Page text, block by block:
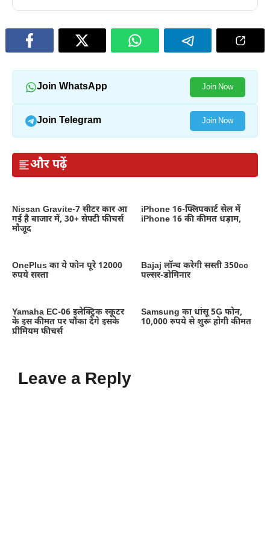
Join WhatsApp Join Now
Join Telegram Join Now
और पढ़ें
Nissan Gravite-7 सीटर कार आ
गई है बाजार में, 30+ सेफ्टी फीचर्स
मौजूद
iPhone 16-फ्लिपकार्ट सेल में
iPhone 16 की कीमत धड़ाम,
OnePlus का ये फोन पूरे 12000
रुपये सस्ता
Bajaj लॉन्च करेगी सस्ती 350cc
पल्सर-डोमिनार
Yamaha EC-06 इलेक्ट्रिक स्कूटर
के इस कीमत पर चौंका देंगे इसके
प्रीमियम फीचर्स
Samsung का धांसू 5G फोन,
10,000 रुपये से शुरू होगी कीमत
Leave a Reply